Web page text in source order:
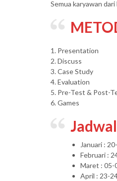
Semua karyawan
1. Presentation
2. Discuss
3. Case Study
4. Evaluation
5. Pre-Test & Post-
6. Games
Januari :
Februari :
Maret : 05-
April : 23-